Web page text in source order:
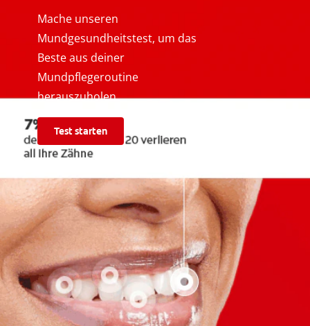
Mache unseren
Mundgesundheitstest, um das
Beste aus deiner
Mundpflegeroutine
herauszuholen.
Test starten